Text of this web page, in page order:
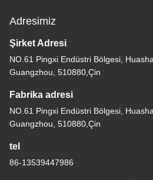
Adresimiz
Şirket Adresi
NO.61 Pingxi Endüstri Bölgesi,
Guangzhou, 510880,Çin
Fabrika adresi
NO.61 Pingxi Endüstri Bölgesi,
Guangzhou, 510880,Çin
tel
86-13539447986